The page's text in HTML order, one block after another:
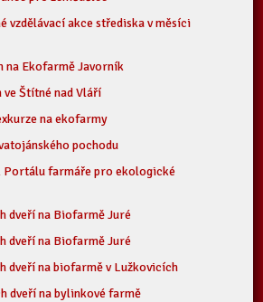
vzdělávací akce střediska v měsíci
na Ekofarmě Javorník
ve Štítné nad Vláří
na ekofarmy
pochodu
Portálu farmáře pro ekologické
dveří na Biofarmě Juré
dveří na Biofarmě Juré
dveří na biofarmě v Lužkovicích
dveří na bylinkové farmě